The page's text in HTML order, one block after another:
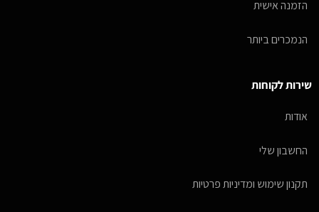
הזמנה אישית
הנמכרים ביותר
שירות לקוחות
אודות
החשבון שלי
תקנון שימוש ומדיניות פרטיות